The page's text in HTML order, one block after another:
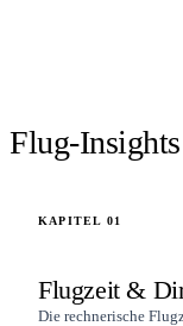
Flug-
KAPITEL 01
Flugzeit &
Die rechnerische